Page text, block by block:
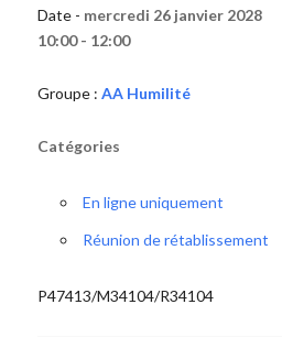
Date - mercredi 26 janvier 2028
10:00 - 12:00
Groupe : AA Humilité
Catégories
En ligne uniquement
Réunion de rétablissement
P47413/M34104/R34104